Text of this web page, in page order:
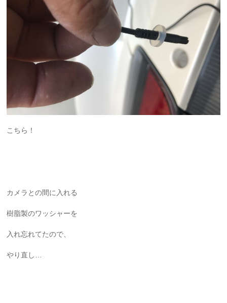
こちら！
カメラとの間に入れる
樹脂製のワッシャーを
入れ忘れてたので、
やり直し…